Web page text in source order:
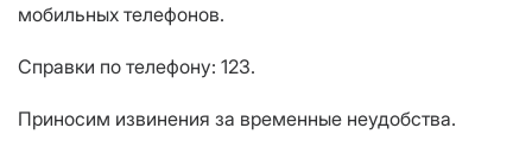
мобильных телефонов.
Справки по телефону: 123.
Приносим извинения за временные неудобства.